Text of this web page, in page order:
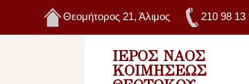
Θεομήτορος 21, Άλιμος 210 98 13
ΙΕΡΌΣ ΝΑΌΣ
ΚΟΙΜΉΣΕΩΣ